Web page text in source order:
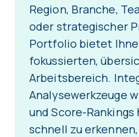
Region, Branche,
oder strategischer
Portfolio bietet
fokussierten,
Arbeitsbereich.
Analysewerkzeuge
und Score-Rankings
schnell zu